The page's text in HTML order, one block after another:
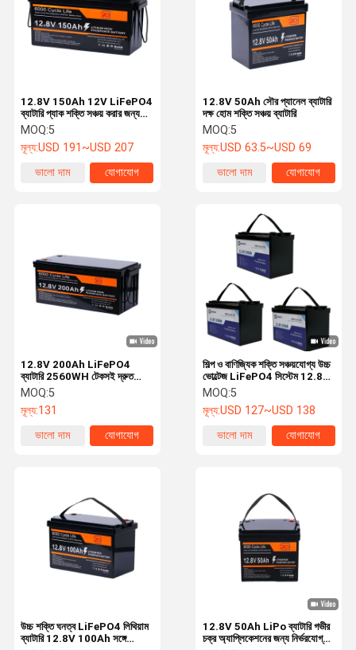
কারখানা পরিদর্শন
12.8V 50Ah সৌর প্যানেল ব্যাটারি
দক্ষ হোম শক্তি সঞ্চয় ব্যাটারি
MOQ:5
মূল্য:USD 63.5~USD 69
ভালো দাম
যোগাযোগ
12.8V 150Ah 12V LiFePO4
ব্যাটারি প্যাক শক্তি সঞ্চয় করার জন্য
সীসা অ্যাসিড প্রতিস্থাপন
MOQ:5
মূল্য:USD 191~USD 207
ভালো দাম
যোগাযোগ
শিল্প ও বাণিজ্যিক শক্তি সঞ্চয়যোগ্য উচ্চ
ভোল্টেজ LiFePO4 সিস্টেম 12.8V
100Ah
MOQ:5
মূল্য:USD 127~USD 138
ভালো দাম
যোগাযোগ
12.8V 200Ah LiFePO4
ব্যাটারি 2560WH টেকসই দ্রুত
রিচার্জ নিরাপদ শক্তি
MOQ:5
মূল্য:131
ভালো দাম
যোগাযোগ
12.8V 50Ah LiPo ব্যাটারি গভীর
চক্র অ্যাপ্লিকেশনের জন্য নির্ভরযোগ্য
উচ্চ শক্তি ঘনত্ব LiFePO4 লিথিয়াম
ব্যাটারি 12.8V 100Ah সঙ্গে